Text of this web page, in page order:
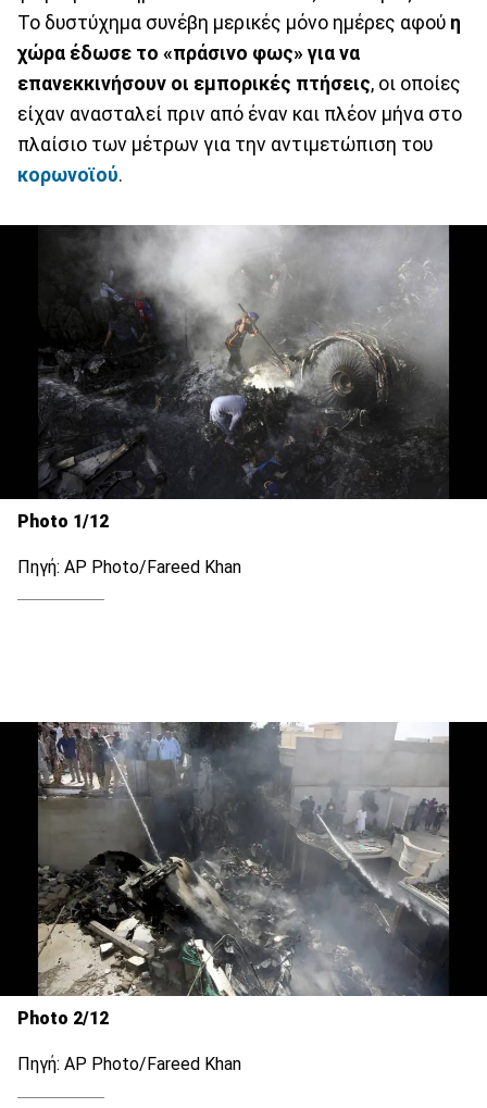
Το δυστύχημα συνέβη μερικές μόνο ημέρες αφού η
χώρα έδωσε το «πράσινο φως» για να
επανεκκινήσουν οι εμπορικές πτήσεις, οι οποίες
είχαν ανασταλεί πριν από έναν και πλέον μήνα στο
πλαίσιο των μέτρων για την αντιμετώπιση του
κορωνοϊού.
Photo 1/12
Πηγή: AP Photo/Fareed Khan
Photo 2/12
Πηγή: AP Photo/Fareed Khan